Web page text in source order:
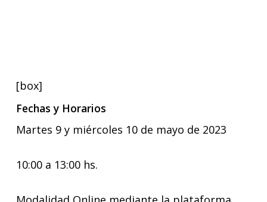
[box]
Fechas y Horarios
Martes 9 y miércoles 10 de mayo de 2023
10:00 a 13:00 hs.